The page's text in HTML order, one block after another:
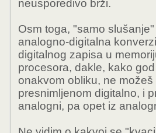
neusporedivo brži.
Osm toga, "samo
analogno-digitalna
digitalnog zapisa u
procesora, dakle, kako
onakvom obliku, ne
presnimljenom digitalno, i
analogni, pa opet iz